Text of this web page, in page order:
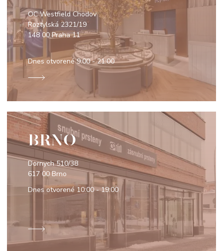
OC Westfield Chodov
Roztylská 2321/19
148 00 Praha 11
Dnes otvorené9:00 - 21:00
BRNO
Dornych 510/38
617 00 Brno
Dnes otvorené10:00 - 19:00